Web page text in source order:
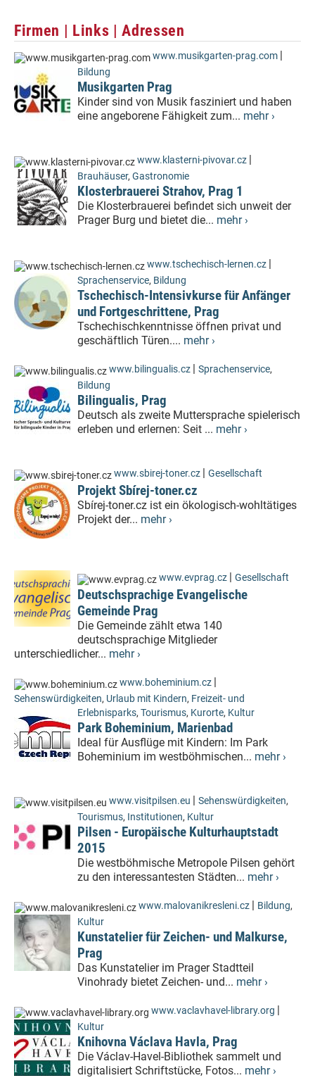
Firmen | Links | Adressen
www.musikgarten-prag.com |
Bildung
Musikgarten Prag
Kinder sind von Musik fasziniert und haben
eine angeborene Fähigkeit zum... mehr ›
www.klasterni-pivovar.cz |
Brauhäuser, Gastronomie
Klosterbrauerei Strahov, Prag 1
Die Klosterbrauerei befindet sich unweit der
Prager Burg und bietet die... mehr ›
www.tschechisch-lernen.cz |
Sprachenservice, Bildung
Tschechisch-Intensivkurse für Anfänger
und Fortgeschrittene, Prag
Tschechischkenntnisse öffnen privat und
geschäftlich Türen.... mehr ›
www.bilingualis.cz | Sprachenservice,
Bildung
Bilingualis, Prag
Deutsch als zweite Muttersprache spielerisch
erleben und erlernen: Seit ... mehr ›
www.sbirej-toner.cz | Gesellschaft
Projekt Sbírej-toner.cz
Sbírej-toner.cz ist ein ökologisch-wohltätiges
Projekt der... mehr ›
www.evprag.cz | Gesellschaft
Deutschsprachige Evangelische
Gemeinde Prag
Die Gemeinde zählt etwa 140
deutschsprachige Mitglieder
unterschiedlicher... mehr ›
www.boheminium.cz |
Sehenswürdigkeiten, Urlaub mit Kindern, Freizeit- und
Erlebnisparks, Tourismus, Kurorte, Kultur
Park Boheminium, Marienbad
Ideal für Ausflüge mit Kindern: Im Park
Boheminium im westböhmischen... mehr ›
www.visitpilsen.eu | Sehenswürdigkeiten,
Tourismus, Institutionen, Kultur
Pilsen - Europäische Kulturhauptstadt
2015
Die westböhmische Metropole Pilsen gehört
zu den interessantesten Städten... mehr ›
www.malovanikresleni.cz | Bildung,
Kultur
Kunstatelier für Zeichen- und Malkurse,
Prag
Das Kunstatelier im Prager Stadtteil
Vinohrady bietet Zeichen- und... mehr ›
www.vaclavhavel-library.org |
Kultur
Knihovna Václava Havla, Prag
Die Václav-Havel-Bibliothek sammelt und
digitalisiert Schriftstücke, Fotos... mehr ›